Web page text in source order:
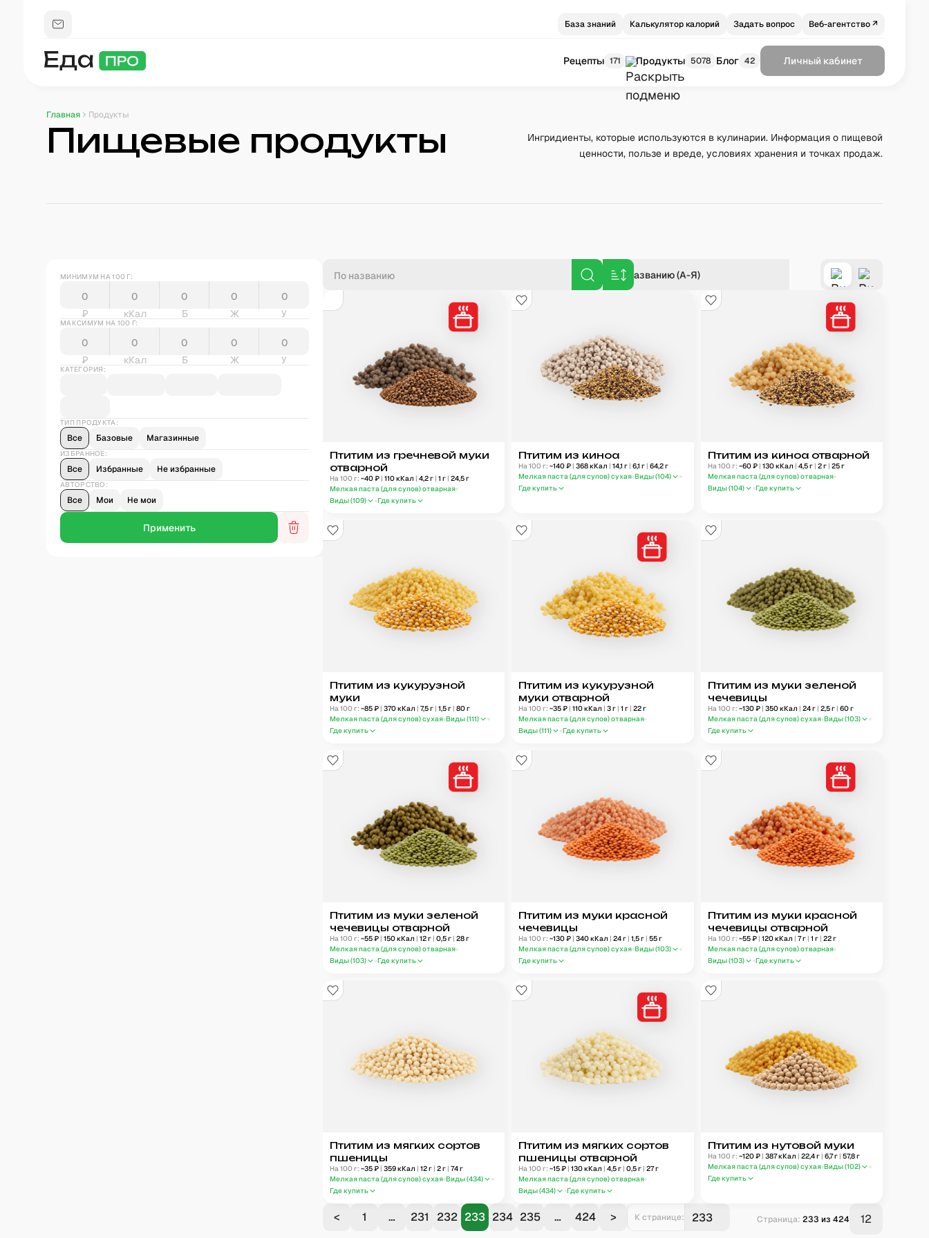
База знаний Калькулятор калорий Задать вопрос Веб-агентство ↗
Рецепты 171 Продукты 5078 Блог 42 Личный кабинет
Главная Продукты
Пищевые продукты
Ингридиенты, которые используются в кулинарии. Информация о пищевой
ценности, пользе и вреде, условиях хранения и точках продаж.
МИНИМУМ НА 100 Г:
₽ кКал Б Ж У
МАКСИМУМ НА 100 Г:
₽ кКал Б Ж У
КАТЕГОРИЯ:
ТИП ПРОДУКТА:
Все Базовые Магазинные
ИЗБРАННОЕ:
Все Избранные Не избранные
АВТОРСТВО:
Все Мои Не мои
По названию (А-Я)
Птитим из гречневой муки
отварной
На 100 г: ~40₽ | 110кКал | 4,2г | 1 г | 24,5г
Мелкая паста (для супов) отварная
Виды (109) Где купить
Птитим из киноа
На 100 г: ~140₽ | 368кКал | 14,1 г | 6,1 г | 64,2г
Мелкая паста (для супов) сухая Виды (104)
Где купить
Птитим из киноа отварной
На 100 г: ~60₽ | 130кКал | 4,5г | 2г | 25г
Мелкая паста (для супов) отварная
Виды (104) Где купить
Птитим из кукурузной
муки
На 100 г: ~85₽ | 370кКал | 7,5г | 1,5г | 80г
Мелкая паста (для супов) сухая Виды (111)
Где купить
Птитим из кукурузной
муки отварной
На 100 г: ~35₽ | 110кКал | 3г | 1 г | 22г
Мелкая паста (для супов) отварная
Виды (111) Где купить
Птитим из муки зеленой
чечевицы
На 100 г: ~130₽ | 350кКал | 24г | 2,5г | 60г
Мелкая паста (для супов) сухая Виды (103)
Где купить
Птитим из муки зеленой
чечевицы отварной
На 100 г: ~55₽ | 150кКал | 12г | 0,5г | 28г
Мелкая паста (для супов) отварная
Виды (103) Где купить
Птитим из муки красной
чечевицы
На 100 г: ~130₽ | 340кКал | 24г | 1,5г | 55г
Мелкая паста (для супов) сухая Виды (103)
Где купить
Птитим из муки красной
чечевицы отварной
На 100 г: ~55₽ | 120кКал | 7г | 1 г | 22г
Мелкая паста (для супов) отварная
Виды (103) Где купить
Птитим из мягких сортов
пшеницы
На 100 г: ~35₽ | 359кКал | 12г | 2г | 74г
Мелкая паста (для супов) сухая Виды (434)
Где купить
Птитим из мягких сортов
пшеницы отварной
На 100 г: ~15₽ | 130кКал | 4,5г | 0,5г | 27г
Мелкая паста (для супов) отварная
Виды (434) Где купить
Птитим из нутовой муки
На 100 г: ~120₽ | 387кКал | 22,4г | 6,7г | 57,8г
Мелкая паста (для супов) сухая Виды (102)
Где купить
< 1 … 231 232 233 234 235 … 424 > К странице: Страница: 233 из 424 12